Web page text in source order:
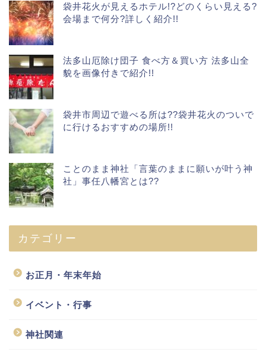
袋井花火が見えるホテル!?どのくらい見える?
会場まで何分?詳しく紹介!!
法多山厄除け団子 食べ方＆買い方 法多山全
貌を画像付きで紹介!!
袋井市周辺で遊べる所は??袋井花火のついで
に行けるおすすめの場所!!
ことのまま神社「言葉のままに願いが叶う神
社」事任八幡宮とは??
カテゴリー
お正月・年末年始
イベント・行事
神社関連